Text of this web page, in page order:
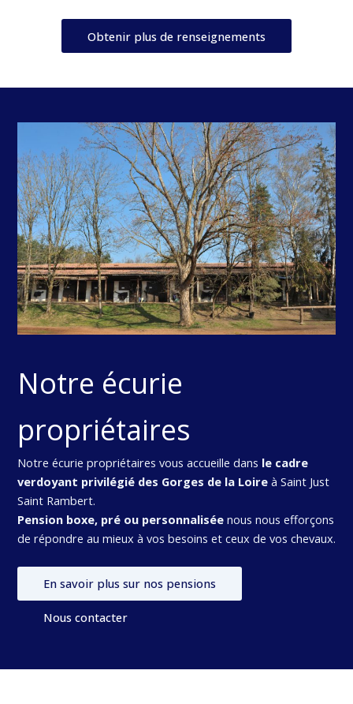
Obtenir plus de renseignements
Notre écurie
propriétaires
Notre écurie propriétaires vous accueille dans le cadre
verdoyant privilégié des Gorges de la Loireà Saint Just
Saint Rambert.
Pension boxe, pré ou personnaliséenous nous efforçons
de répondre au mieux à vos besoins et ceux de vos chevaux.
En savoir plus sur nos pensions
Nous contacter